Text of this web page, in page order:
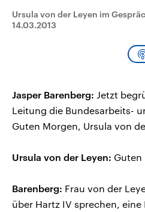
Bundesland von einer Koalition
CDU, SPD und FDP regiert.-
und Hintergründe zu den
und Kandidaten der
Programm
Ursula von der Leyen im
14.03.2013
Jasper Barenberg: Jetzt
Leitung die Bundesarbeits-
Guten Morgen, Ursula von
Ursula von der Leyen: Guten
Barenberg: Frau von der
über Hartz IV sprechen, eine